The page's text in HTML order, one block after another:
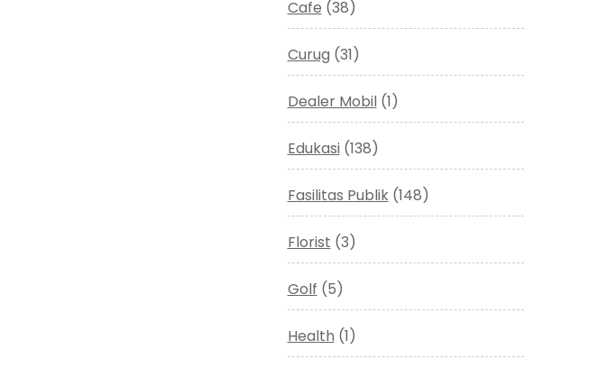
Cafe (38)
Curug (31)
Dealer Mobil(1)
Edukasi(138)
Fasilitas Publik(148)
Florist (3)
Golf (5)
Health (1)